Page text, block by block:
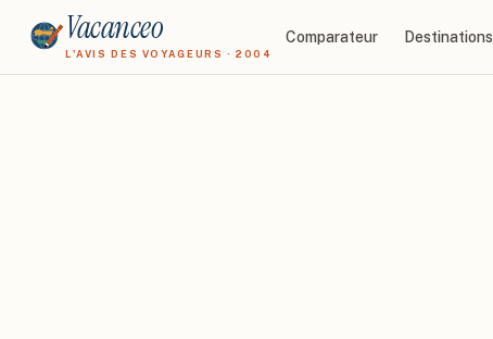
Vacanceo
L'AVIS DES VOYAGEURS · 2004
Comparateur Destinations